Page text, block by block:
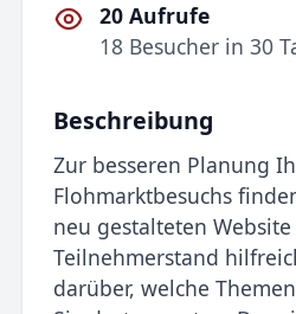
20 Aufrufe
18 Besucher in 30
Beschreibung
Zur besseren Planung
Flohmarktbesuchs
neu gestalteten
Teilnehmerstand
darüber, welche